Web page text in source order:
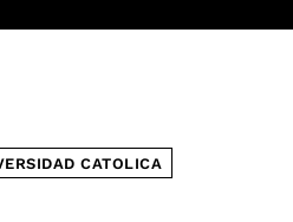
CATOLICA